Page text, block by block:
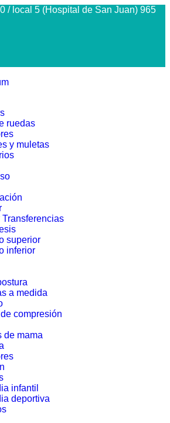
/ local 5 (Hospital de San Juan) 965
ruedas
y muletas
Transferencias
superior
inferior
a medida
compresión
de mama
infantil
deportiva